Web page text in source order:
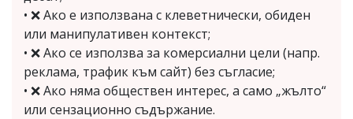
• ❌ Ако е използвана с клеветнически, обиден
или манипулативен контекст;
• ❌ Ако се използва за комерсиални цели (напр.
реклама, трафик към сайт) без съгласие;
• ❌ Ако няма обществен интерес, а само „жълто“
или сензационно съдържание.